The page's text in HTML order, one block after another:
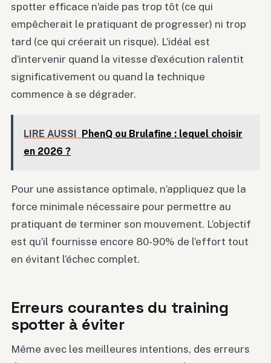
spotter efficace n’aide pas trop tôt (ce qui
empêcherait le pratiquant de progresser) ni trop
tard (ce qui créerait un risque). L’idéal est
d’intervenir quand la vitesse d’exécution ralentit
significativement ou quand la technique
commence à se dégrader.
LIRE AUSSI PhenQ ou Brulafine : lequel choisir
en 2026 ?
Pour une assistance optimale, n’appliquez que la
force minimale nécessaire pour permettre au
pratiquant de terminer son mouvement. L’objectif
est qu’il fournisse encore 80-90% de l’effort tout
en évitant l’échec complet.
Erreurs courantes du training
spotter à éviter
Même avec les meilleures intentions, des erreurs